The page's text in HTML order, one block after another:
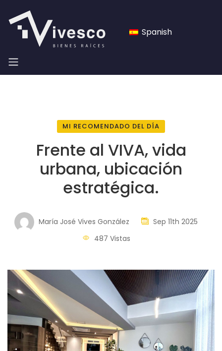
Spanish
MI RECOMENDADO DEL DÍA
Frente al VIVA, vida
urbana, ubicación
estratégica.
María José Vives González
Sep 11th 2025
487 Vistas